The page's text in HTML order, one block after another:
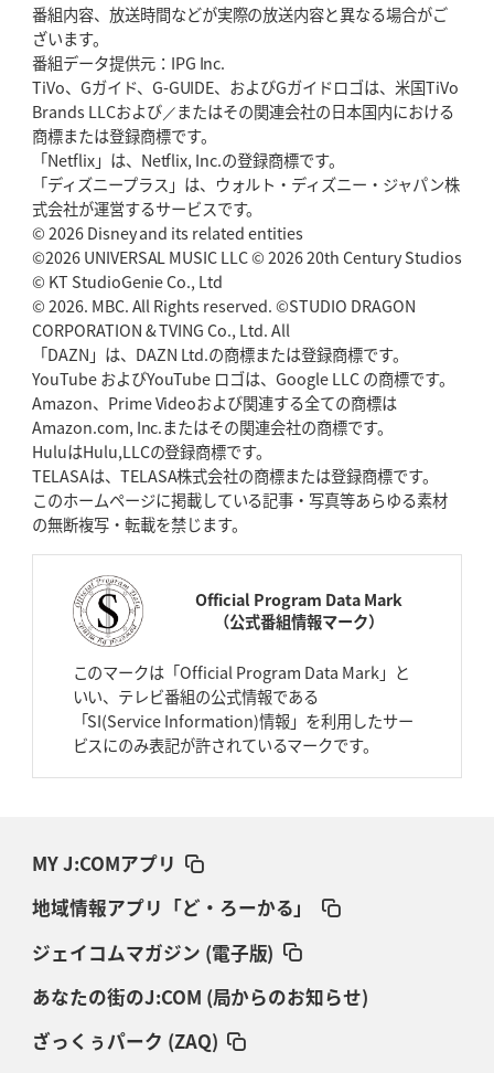
番組内容、放送時間などが実際の放送内容と異なる場合がご
ざいます。
番組データ提供元：IPG Inc.
TiVo、Gガイド、G-GUIDE、およびGガイドロゴは、米国TiVo
Brands LLCおよび／またはその関連会社の日本国内における
商標または登録商標です。
「Netflix」は、Netflix, Inc.の登録商標です。
「ディズニープラス」は、ウォルト・ディズニー・ジャパン株
式会社が運営するサービスです。
© 2026 Disney and its related entities
©2026 UNIVERSAL MUSIC LLC © 2026 20th Century Studios
© KT StudioGenie Co., Ltd
© 2026. MBC. All Rights reserved. ©STUDIO DRAGON
CORPORATION & TVING Co., Ltd. All
「DAZN」は、DAZN Ltd.の商標または登録商標です。
YouTube およびYouTube ロゴは、Google LLC の商標です。
Amazon、Prime Videoおよび関連する全ての商標は
Amazon.com, Inc.またはその関連会社の商標です。
HuluはHulu,LLCの登録商標です。
TELASAは、TELASA株式会社の商標または登録商標です。
このホームページに掲載している記事・写真等あらゆる素材
の無断複写・転載を禁じます。
Official Program Data Mark
（公式番組情報マーク）
このマークは「Official Program Data Mark」と
いい、テレビ番組の公式情報である
「SI(Service Information)情報」を利用したサー
ビスにのみ表記が許されているマークです。
MY J:COMアプリ
地域情報アプリ「ど・ろーかる」
ジェイコムマガジン (電子版)
あなたの街のJ:COM (局からのお知らせ)
ざっくぅパーク (ZAQ)